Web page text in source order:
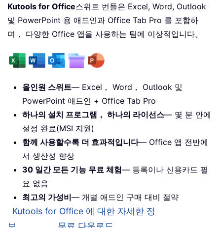
Kutools for Office스위트 번들은 Excel, Word, Outlook
및 PowerPoint 용 애드인과 Office Tab Pro 를 포함하
며， 다양한 Office 앱을 사용하는 팀에 이상적입니다。
올인원 스위트— Excel， Word， Outlook 및
PowerPoint 애드인 + Office Tab Pro
하나의 설치 프로그램， 하나의 라이선스— 몇 분 안에
설정 완료(MSI 지원)
함께 사용할수록 더 효과적입니다— Office 앱 전반에
서 생산성 향상
30 일간 모든 기능 무료 체험— 등록이나 신용카드 필
요 없음
최고의 가성비— 개별 애드인 구매 대비 절약
Kutools for Office 에 대한 자세한 정
보。。。
무료 다운로드。。。